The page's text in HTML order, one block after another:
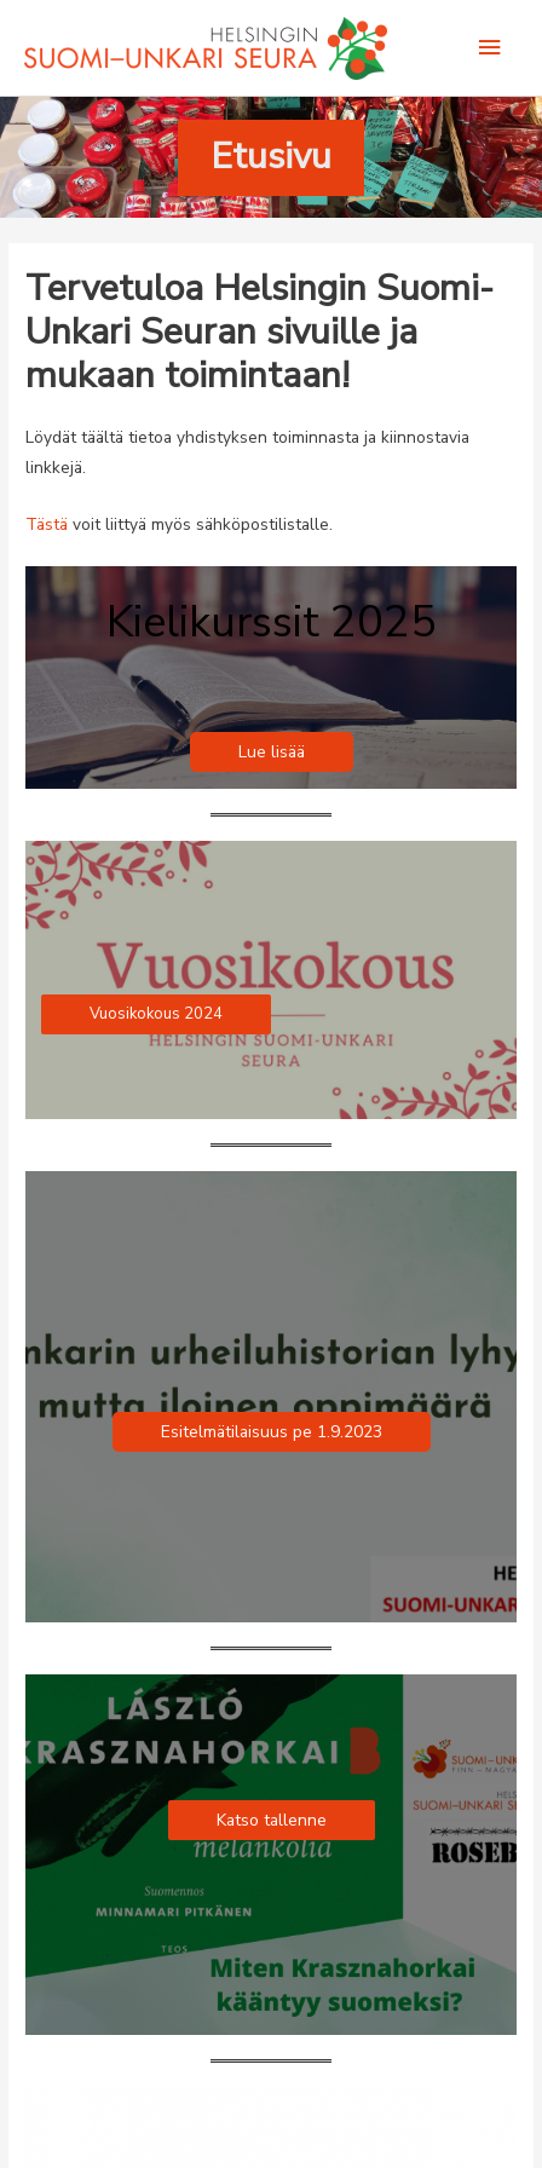
sisältöön
Etusivu
Tervetuloa Helsingin Suomi-
Unkari Seuran sivuille ja
mukaan toimintaan!
Löydät täältä tietoa yhdistyksen toiminnasta ja kiinnostavia
linkkejä.
Tästävoit liittyä myös sähköpostilistalle.
Kielikurssit 2025
Lue lisää
Vuosikokous 2024
Esitelmätilaisuus pe 1.9.2023
Katso tallenne